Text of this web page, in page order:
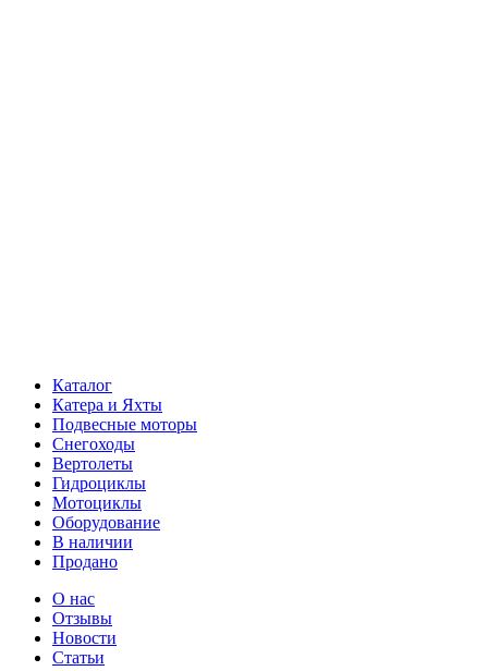
Каталог
Катера и Яхты
Подвесные моторы
Снегоходы
Вертолеты
Гидроциклы
Мотоциклы
Оборудование
В наличии
Продано
О нас
Отзывы
Новости
Статьи